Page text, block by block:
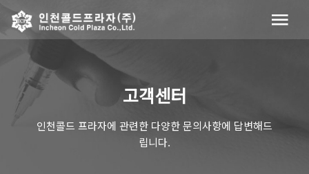
고객센터
인천콜드 프라자에 관련한 다양한 문의사항에 답변해드
립니다.